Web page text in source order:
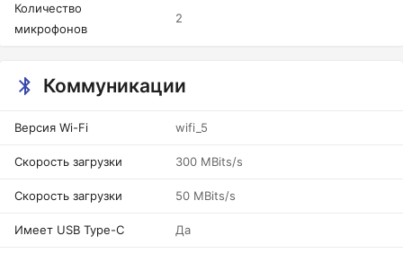
Количество
микрофонов
2
Коммуникации
Версия Wi-Fi wifi_5
Скорость загрузки 300 MBits/s
Скорость загрузки 50 MBits/s
Имеет USB Type-C Да